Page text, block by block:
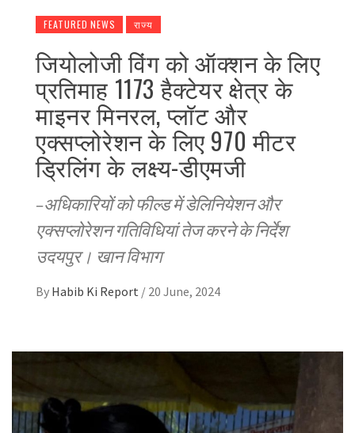
FEATURED NEWS राज्य
जियोलोजी विंग को ऑक्शन के लिए
प्रतिमाह 1173 हैक्टेयर क्षेत्र के
माइनर मिनरल, प्लॉट और
एक्सप्लोरेशन के लिए 970 मीटर
ड्रिलिंग के लक्ष्य-डीएमजी
–अधिकारियों को फील्ड में डेलिनियेशन और
एक्सप्लोरेशन गतिविधियां तेज करने के निर्देश
उदयपुर। खान विभाग
By Habib Ki Report / 20 June, 2024